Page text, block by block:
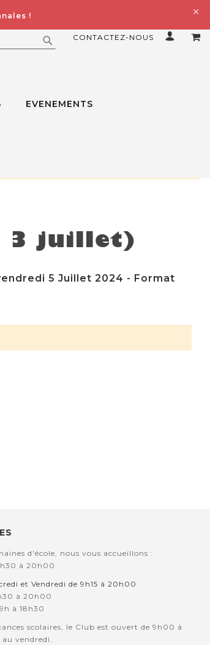
!
CONTACTEZ-NOUS
EVENEMENTS
3 juillet)
5 Juillet 2024 - Format
d'école, nous vous accueillons :
à 20h00
et Vendredi de 9h15 à 20h00
à 20h00
à 18h30
scolaires, le Club est ouvert de 9h00 à
vendredi.